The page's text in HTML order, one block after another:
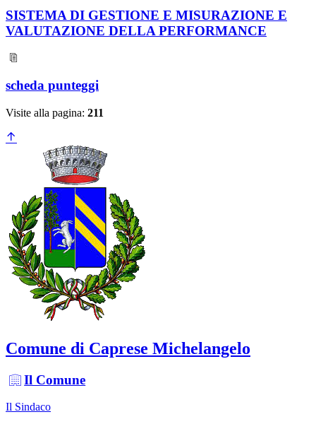
SISTEMA DI GESTIONE E MISURAZIONE E
VALUTAZIONE DELLA PERFORMANCE
scheda punteggi
Visite alla pagina: 211
Comune di Caprese Michelangelo
Il Comune
Il Sindaco